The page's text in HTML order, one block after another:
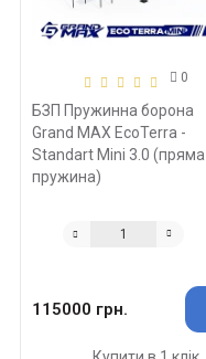
0
БЗП Пружинна борона
Grand MAX EcoTerra -
Standart Mini 3.0 (пряма
пружина)
115000 грн.